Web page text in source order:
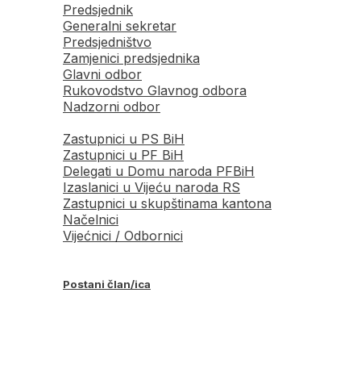
Predsjednik
Generalni sekretar
Predsjedništvo
Zamjenici predsjednika
Glavni odbor
Rukovodstvo Glavnog odbora
Nadzorni odbor
Zastupnici u PS BiH
Zastupnici u PF BiH
Delegati u Domu naroda PFBiH
Izaslanici u Vijeću naroda RS
Zastupnici u skupštinama kantona
Načelnici
Vijećnici / Odbornici
Postani član/ica